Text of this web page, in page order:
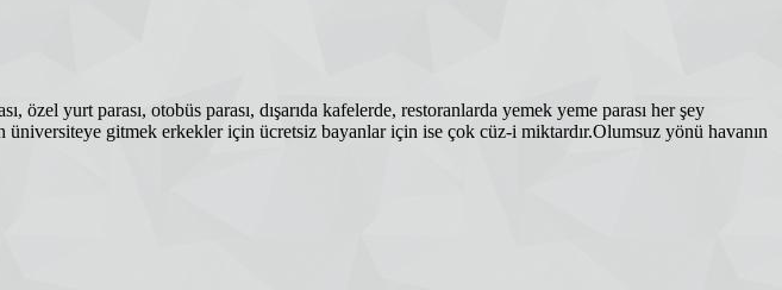
yurt parası, otobüs parası, dışarıda kafelerde, restoranlarda yemek yeme parası her şey
gitmek erkekler için ücretsiz bayanlar için ise çok cüz-i miktardır.Olumsuz yönü havanın